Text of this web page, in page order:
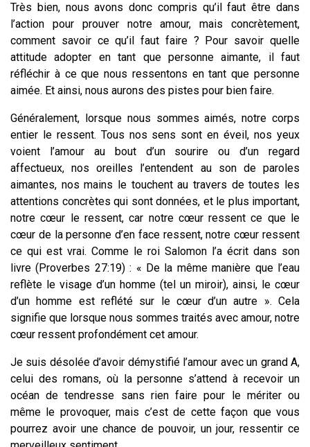
Très bien, nous avons donc compris qu’il faut être dans
l’action pour prouver notre amour, mais concrètement,
comment savoir ce qu’il faut faire ? Pour savoir quelle
attitude adopter en tant que personne aimante, il faut
réfléchir à ce que nous ressentons en tant que personne
aimée. Et ainsi, nous aurons des pistes pour bien faire.
Généralement, lorsque nous sommes aimés, notre corps
entier le ressent. Tous nos sens sont en éveil, nos yeux
voient l’amour au bout d’un sourire ou d’un regard
affectueux, nos oreilles l’entendent au son de paroles
aimantes, nos mains le touchent au travers de toutes les
attentions concrètes qui sont données, et le plus important,
notre cœur le ressent, car notre cœur ressent ce que le
cœur de la personne d’en face ressent, notre cœur ressent
ce qui est vrai. Comme le roi Salomon l’a écrit dans son
livre (Proverbes 27:19) : « De la même manière que l’eau
reflète le visage d’un homme (tel un miroir), ainsi, le cœur
d’un homme est reflété sur le cœur d’un autre ». Cela
signifie que lorsque nous sommes traités avec amour, notre
cœur ressent profondément cet amour.
Je suis désolée d’avoir démystifié l’amour avec un grand A,
celui des romans, où la personne s’attend à recevoir un
océan de tendresse sans rien faire pour le mériter ou
même le provoquer, mais c’est de cette façon que vous
pourrez avoir une chance de pouvoir, un jour, ressentir ce